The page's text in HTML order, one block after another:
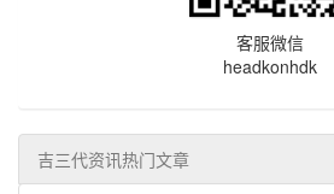
客服微信
headkonhdk
吉三代资讯热门文章